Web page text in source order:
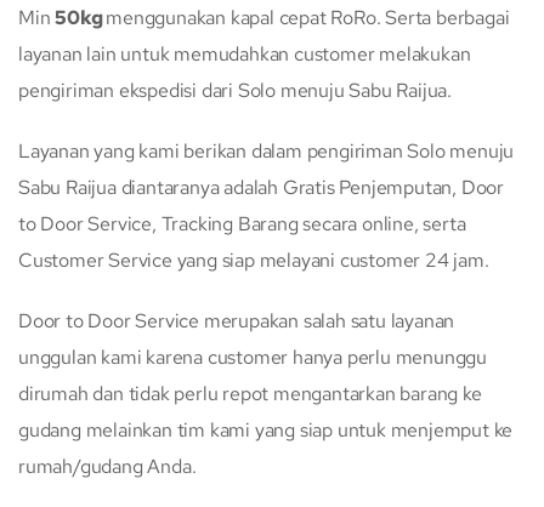
Min50kgmenggunakan kapal cepat RoRo. Serta berbagai
layanan lain untuk memudahkan customer melakukan
pengiriman ekspedisi dari Solo menuju Sabu Raijua.
Layanan yang kami berikan dalam pengiriman Solo menuju
Sabu Raijua diantaranya adalah Gratis Penjemputan, Door
to Door Service, Tracking Barang secara online, serta
Customer Service yang siap melayani customer 24 jam.
Door to Door Service merupakan salah satu layanan
unggulan kami karena customer hanya perlu menunggu
dirumah dan tidak perlu repot mengantarkan barang ke
gudang melainkan tim kami yang siap untuk menjemput ke
rumah/gudang Anda.